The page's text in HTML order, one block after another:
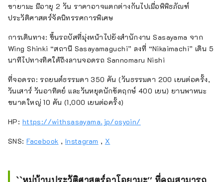
ซายามะ มีอายุ 2 วัน ราคาอาจแตกต่างกันไปเมื่อพิพิธภัณฑ์
ประวัติศาสตร์จัดนิทรรศการพิเศษ
การเดินทาง: ขึ้นรถบัสที่มุ่งหน้าไปยังสำนักงาน Sasayama จาก
Wing Shinki “สถานี Sasayamaguchi” ลงที่ “Nikaimachi” เดิน 5
นาทีไปทางทิศใต้ถึงลานจอดรถ Sannomaru Nishi
ที่จอดรถ: รถยนต์ธรรมดา 350 คัน (วันธรรมดา 200 เยนต่อครั้ง,
วันเสาร์ วันอาทิตย์ และวันหยุดนักขัตฤกษ์ 400 เยน) ยานพาหนะ
ขนาดใหญ่ 10 คัน (1,000 เยนต่อครั้ง)
HP: https://withsasayama.jp/osyoin/
SNS:Facebook , Instagram , X